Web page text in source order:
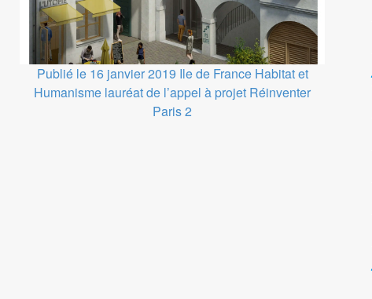
Publié le 16 janvier 2019 Ile de France Habitat et
Humanisme lauréat de l’appel à projet Réinventer
Paris 2